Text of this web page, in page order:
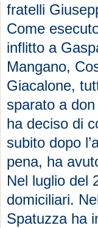
fratelli
Come
inflitto a
Mangano,
Giacalone,
sparato a
ha deciso di
subito dopo
pena, ha
Nel luglio del
domiciliari.
Spatuzza ha